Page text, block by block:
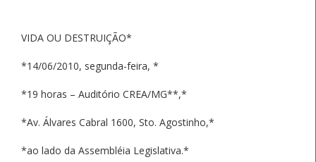
VIDA OU DESTRUIÇÃO*
*14/06/2010, segunda-feira, *
*19 horas – Auditório CREA/MG**,*
*Av. Álvares Cabral 1600, Sto. Agostinho,*
*ao lado da Assembléia Legislativa.*